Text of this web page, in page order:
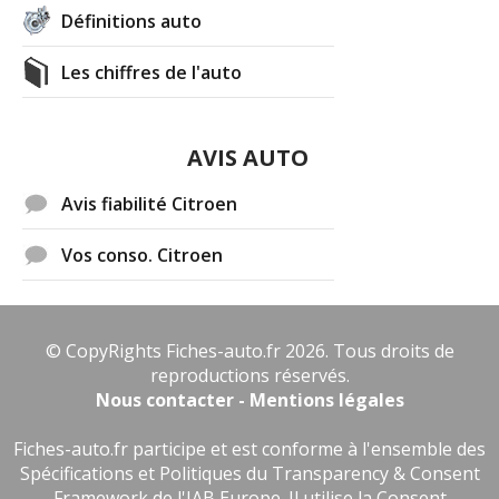
Définitions auto
Les chiffres de l'auto
AVIS AUTO
Avis fiabilité Citroen
Vos conso. Citroen
© CopyRights Fiches-auto.fr 2026. Tous droits de
reproductions réservés.
Nous contacter - Mentions légales
Fiches-auto.fr participe et est conforme à l'ensemble des
Spécifications et Politiques du Transparency & Consent